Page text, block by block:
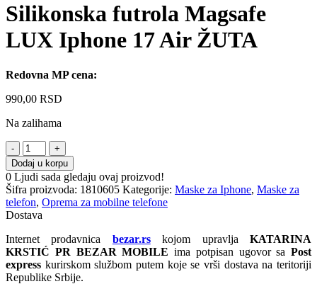
Silikonska futrola Magsafe
LUX Iphone 17 Air ŽUTA
Redovna MP cena:
990,00 RSD
Na zalihama
Silikonska
futrola
Magsafe
LUX
Iphone
17
Air
ŽUTA
količina
Dodaj u korpu
0 Ljudi sada gledaju ovaj proizvod!
Šifra proizvoda: 1810605 Kategorije: Maske za Iphone, Maske za
telefon, Oprema za mobilne telefone
Dostava
Internet prodavnica bezar.rskojom upravljaKATARINA
KRSTIĆ PR BEZAR MOBILE ima potpisan ugovor sa Post
express kurirskom službom putem koje se vrši dostava na teritoriji
Republike Srbije.